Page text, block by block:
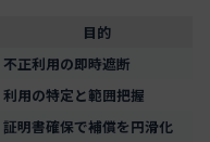
目的
不正利用の即時遮断
利用の特定と範囲把握
証明書確保で補償を円滑化